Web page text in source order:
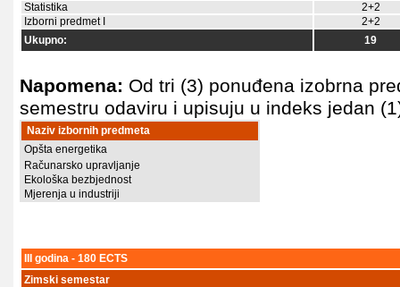
Statistika
2+2
Izborni predmet I
2+2
Ukupno:
19
Napomena: Od tri (3) ponuđena izobrna
semestru odaviru i upisuju u indeks jedan
Naziv izbornih predmeta
Opšta energetika
Računarsko upravljanje
Ekološka bezbjednost
Mjerenja u industriji
III godina - 180 ECTS
Zimski semestar